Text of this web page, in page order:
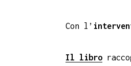
Con l’
Il libro